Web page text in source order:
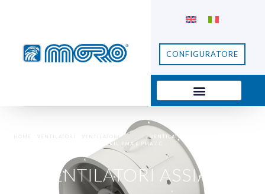
CONFIGURATORE
VENTILATORI ASSIALI
/ VENTILATORI ASSIALI CANALIZZATI
SERIE PMA E PMA / C
VENTILATORI ASSIALI